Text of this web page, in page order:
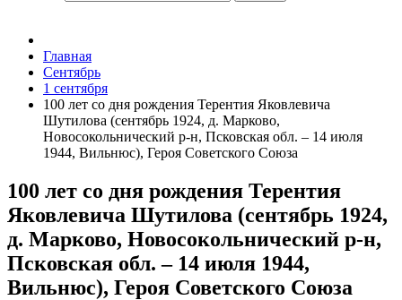
Главная
Сентябрь
1 сентября
100 лет со дня рождения Терентия Яковлевича
Шутилова (сентябрь 1924, д. Марково,
Новосокольнический р-н, Псковская обл. – 14 июля
1944, Вильнюс), Героя Советского Союза
100 лет со дня рождения Терентия
Яковлевича Шутилова (сентябрь 1924,
д. Марково, Новосокольнический р-н,
Псковская обл. – 14 июля 1944,
Вильнюс), Героя Советского Союза